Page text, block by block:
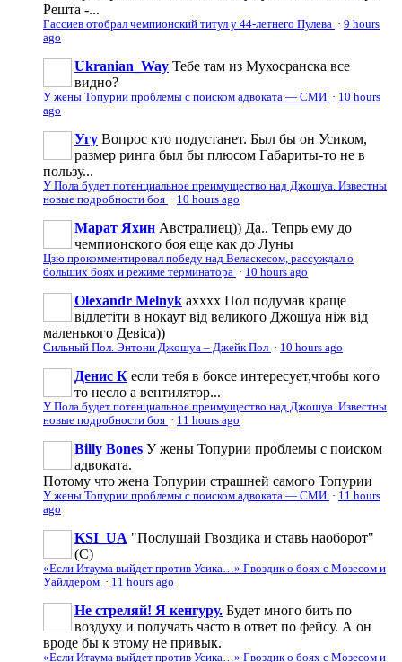
Решта -...
Гассиев отобрал чемпионский титул у 44-летнего Пулева · 9 hours
ago
Ukranian_Way Тебе там из Мухосранска все
видно?
У жены Топурии проблемы с поиском адвоката — СМИ · 10 hours
ago
Угу Вопрос кто подустанет. Был бы он Усиком,
размер ринга был бы плюсом Габариты-то не в
пользу...
У Пола будет потенциальное преимущество над Джошуа. Известны
новые подробности боя · 10 hours ago
Марат Яхин Австралиец)) Да.. Тепрь ему до
чемпионского боя еще как до Луны
Цзю прокомментировал победу над Веласкесом, рассуждал о
больших боях и режиме терминатора · 10 hours ago
Olexandr Melnyk ахххх Пол подумав краще
відлетіти в нокаут від великого Джошуа ніж від
маленького Девіса))
Сильный Пол. Энтони Джошуа – Джейк Пол · 10 hours ago
Денис К если тебя в боксе интересует,чтобы кого
то несло а вентилятор...
У Пола будет потенциальное преимущество над Джошуа. Известны
новые подробности боя · 11 hours ago
Billy Bones У жены Топурии проблемы с поиском
адвоката.
Потому что жена Топурии страшней самого Топурии
У жены Топурии проблемы с поиском адвоката — СМИ · 11 hours
ago
KSI_UA "Послушай Гвоздика и ставь наоборот"
(С)
«Если Итаума выйдет против Усика…» Гвоздик о боях с Мозесом и
Уайлдером · 11 hours ago
Не стреляй! Я кенгуру. Будет много бить по
воздуху и получать часто в ответ по фейсу. А он
вроде бы к этому не привык.
«Если Итаума выйдет против Усика…» Гвоздик о боях с Мозесом и